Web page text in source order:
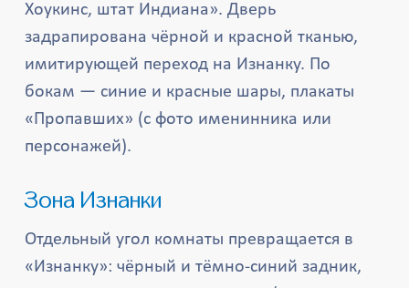
Хоукинс, штат Индиана». Дверь
задрапирована чёрной и красной тканью,
имитирующей переход на Изнанку. По
бокам — синие и красные шары, плакаты
«Пропавших» (с фото именинника или
персонажей).
Зона Изнанки
Отдельный угол комнаты превращается в
«Изнанку»: чёрный и тёмно-синий задник,